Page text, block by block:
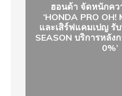
ฮอนด้า จัดหนักคว
‘HONDA PRO OH!
และเสิร์ฟแคมเปญ รั
SEASON บริการหลัง
0%’